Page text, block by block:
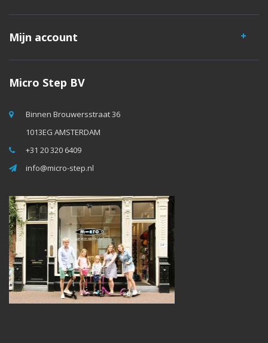
Mijn account
Micro Step BV
Binnen Brouwersstraat 36
1013EG AMSTERDAM
+31 20 320 6409
info@micro-step.nl